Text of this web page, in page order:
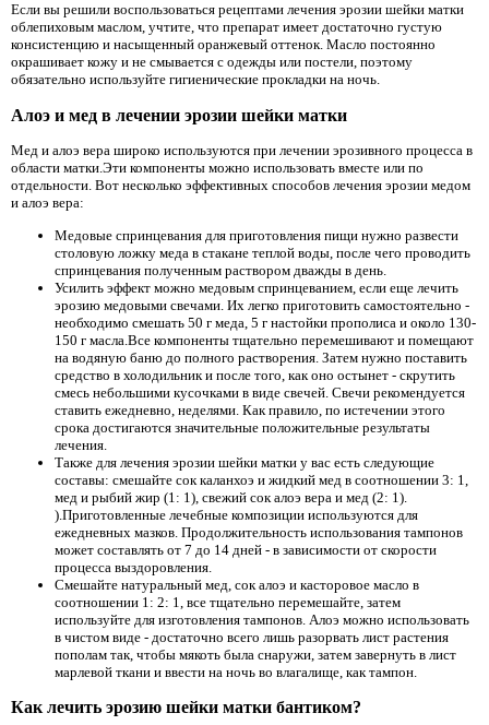
Если вы решили воспользоваться рецептами лечения эрозии шейки матки
облепиховым маслом, учтите, что препарат имеет достаточно густую
консистенцию и насыщенный оранжевый оттенок. Масло постоянно
окрашивает кожу и не смывается с одежды или постели, поэтому
обязательно используйте гигиенические прокладки на ночь.
Алоэ и мед в лечении эрозии шейки матки
Мед и алоэ вера широко используются при лечении эрозивного процесса в
области матки.Эти компоненты можно использовать вместе или по
отдельности. Вот несколько эффективных способов лечения эрозии медом
и алоэ вера:
Медовые спринцевания для приготовления пищи нужно развести
столовую ложку меда в стакане теплой воды, после чего проводить
спринцевания полученным раствором дважды в день.
Усилить эффект можно медовым спринцеванием, если еще лечить
эрозию медовыми свечами. Их легко приготовить самостоятельно -
необходимо смешать 50 г меда, 5 г настойки прополиса и около 130-
150 г масла.Все компоненты тщательно перемешивают и помещают
на водяную баню до полного растворения. Затем нужно поставить
средство в холодильник и после того, как оно остынет - скрутить
смесь небольшими кусочками в виде свечей. Свечи рекомендуется
ставить ежедневно, неделями. Как правило, по истечении этого
срока достигаются значительные положительные результаты
лечения.
Также для лечения эрозии шейки матки у вас есть следующие
составы: смешайте сок каланхоэ и жидкий мед в соотношении 3: 1,
мед и рыбий жир (1: 1), свежий сок алоэ вера и мед (2: 1).
).Приготовленные лечебные композиции используются для
ежедневных мазков. Продолжительность использования тампонов
может составлять от 7 до 14 дней - в зависимости от скорости
процесса выздоровления.
Смешайте натуральный мед, сок алоэ и касторовое масло в
соотношении 1: 2: 1, все тщательно перемешайте, затем
используйте для изготовления тампонов. Алоэ можно использовать
в чистом виде - достаточно всего лишь разорвать лист растения
пополам так, чтобы мякоть была снаружи, затем завернуть в лист
марлевой ткани и ввести на ночь во влагалище, как тампон.
Как лечить эрозию шейки матки бантиком?